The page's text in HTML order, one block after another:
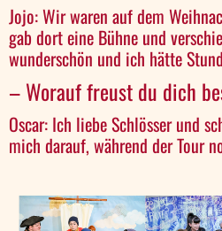
Jojo: Wir waren auf dem
gab dort eine Bühne und
wunderschön und ich hätte
– Worauf freust du dich
Oscar: Ich liebe Schlösser und
mich darauf, während der Tour